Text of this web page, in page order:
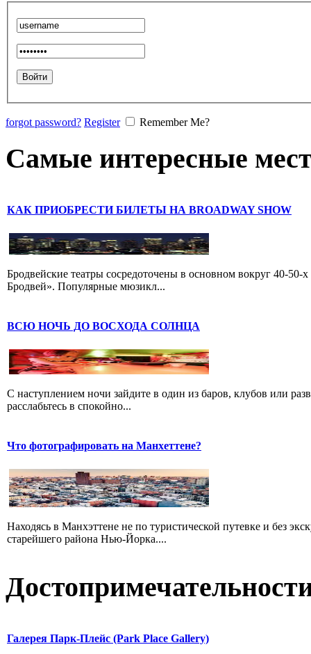
forgot password? Register Remember Me?
Самые интересные
КАК ПРИОБРЕСТИ БИЛЕТЫ НА BROADWAY SHOW
Бродвейские театры сосредоточены в основном вокруг 40-
Бродвей». Популярные мюзикл...
ВСЮ НОЧЬ ДО ВОСХОДА СОЛНЦА
С наступлением ночи зайдите в один из баров, клубов или
расслабьтесь в спокойно...
Что фотографировать на Манхеттене?
Находясь в Манхэттене не по туристической путевке и без
старейшего района Нью-Йорка....
Галерея Парк-Плейс (Park Place Gallery)